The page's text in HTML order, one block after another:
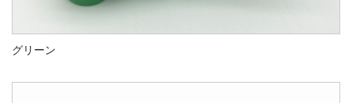
グリーン